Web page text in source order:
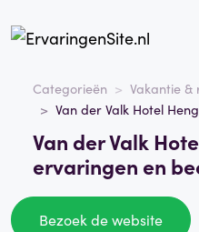
Categorieën Vakantie &
Van der Valk Hotel
Van der Valk
ervaringen en
Bezoek de website